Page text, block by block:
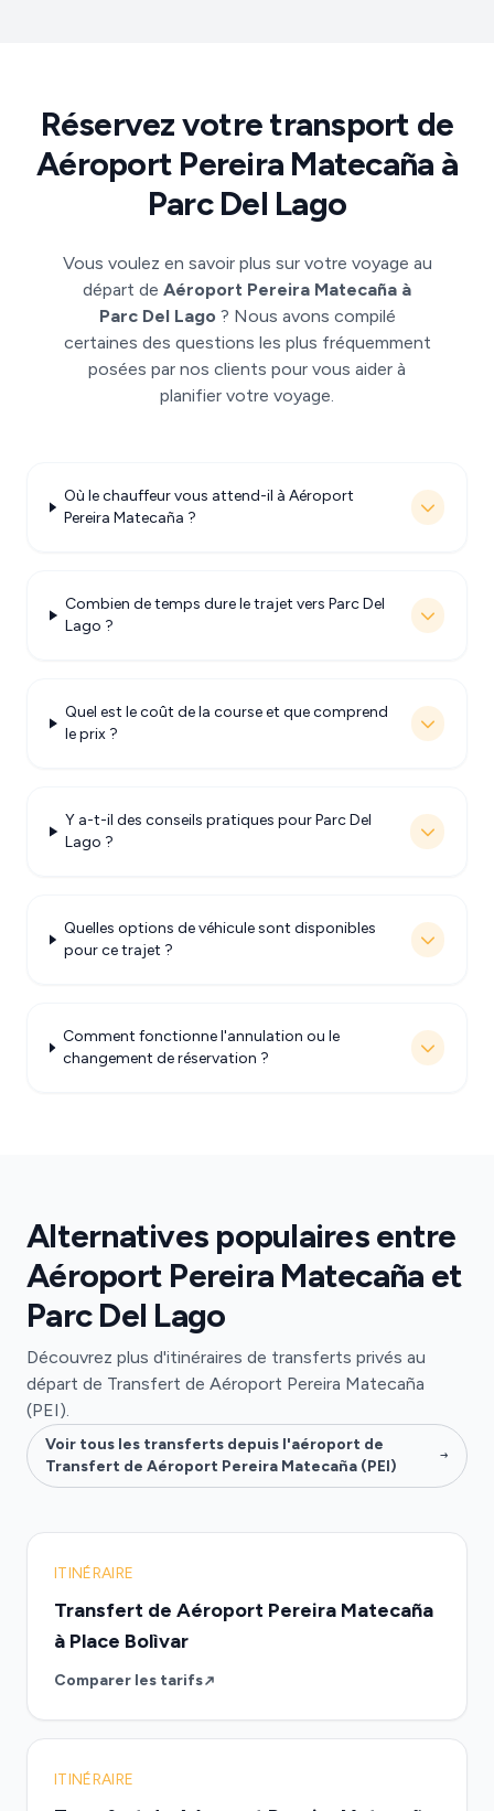
Réservez votre transport de
Aéroport Pereira Matecaña à
Parc Del Lago
Vous voulez en savoir plus sur votre voyage au
départ de Aéroport Pereira Matecaña à
Parc Del Lago ? Nous avons compilé
certaines des questions les plus fréquemment
posées par nos clients pour vous aider à
planifier votre voyage.
Où le chauffeur vous attend-il à Aéroport
Pereira Matecaña ?
Combien de temps dure le trajet vers Parc Del
Lago ?
Quel est le coût de la course et que comprend
le prix ?
Y a-t-il des conseils pratiques pour Parc Del
Lago ?
Quelles options de véhicule sont disponibles
pour ce trajet ?
Comment fonctionne l'annulation ou le
changement de réservation ?
Alternatives populaires entre
Aéroport Pereira Matecaña et
Parc Del Lago
Découvrez plus d'itinéraires de transferts privés au
départ de Transfert de Aéroport Pereira Matecaña
(PEI).
Voir tous les transferts depuis l'aéroport de
Transfert de Aéroport Pereira Matecaña (PEI)
ITINÉRAIRE
Transfert de Aéroport Pereira Matecaña
à Place Bolìvar
Comparer les tarifs
ITINÉRAIRE